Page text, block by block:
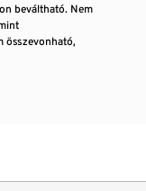
beváltható. Nem
összevonható,